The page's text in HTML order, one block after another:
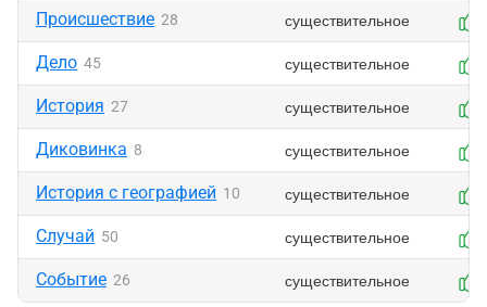
Происшествие 28 существительное
Дело 45 существительное
История 27 существительное
Диковинка 8 существительное
История с географией 10 существительное
Случай 50 существительное
Событие 26 существительное